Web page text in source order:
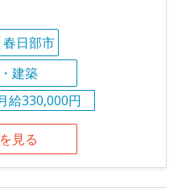
春日部市
建築
給330,000円
見る